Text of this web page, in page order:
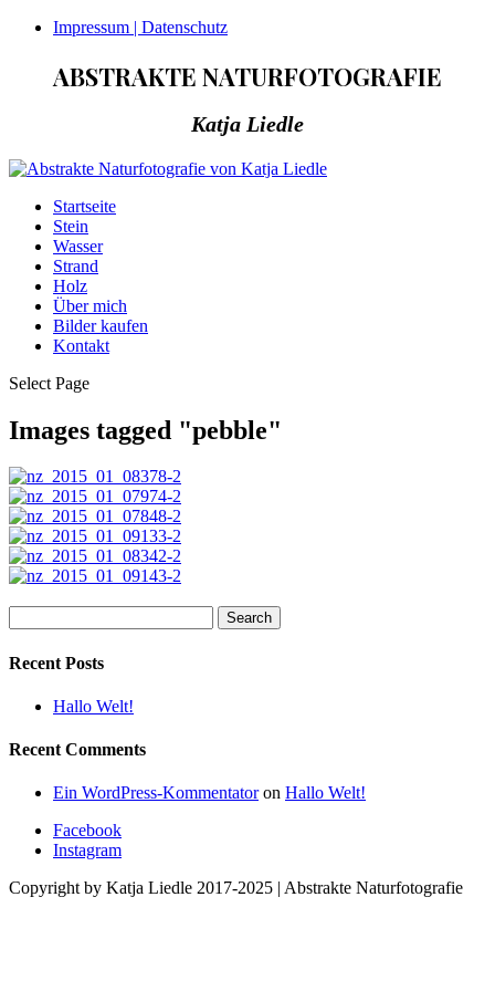
Impressum | Datenschutz
ABSTRAKTE NATURFOTOGRAFIE
Katja Liedle
Startseite
Stein
Wasser
Strand
Holz
Über mich
Bilder kaufen
Kontakt
Select Page
Images tagged "pebble"
for:
Recent Posts
Hallo Welt!
Recent Comments
Ein WordPress-Kommentatoron Hallo Welt!
Facebook
Instagram
Copyright by Katja Liedle 2017-2025 | Abstrakte Naturfotografie